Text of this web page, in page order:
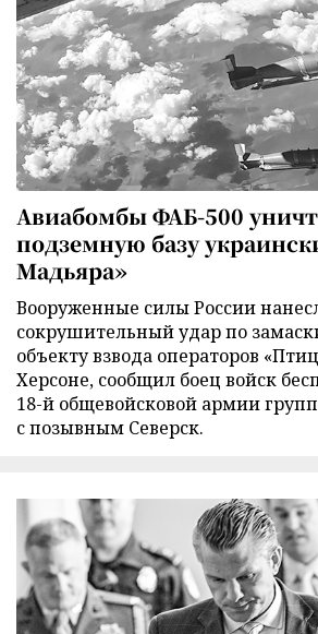
Авиабомбы ФАБ-500
подземную базу
Мадьяра»
Вооруженные силы России
сокрушительный удар по
объекту взвода операторов
Херсоне, сообщил боец войск
18-й общевойсковой армии
с позывным Северск.